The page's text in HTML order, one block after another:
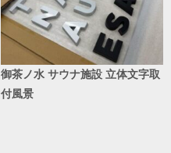
御茶ノ水 サウナ施設 立体文字取
付風景